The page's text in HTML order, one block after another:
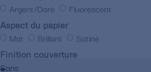
Argent/Doré Fluorescent
Aspect du papier
Mat Brillant Satiné
Finition couverture